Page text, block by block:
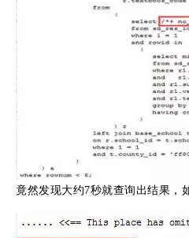
竟然发现大约7秒就查询出结果，